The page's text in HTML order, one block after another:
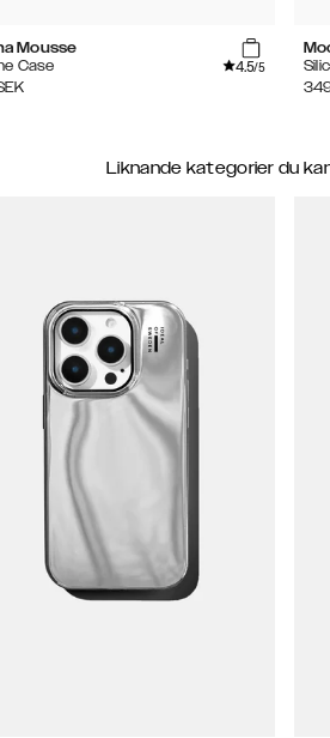
Mousse
Case
4.5/5
Liknande kategorier du